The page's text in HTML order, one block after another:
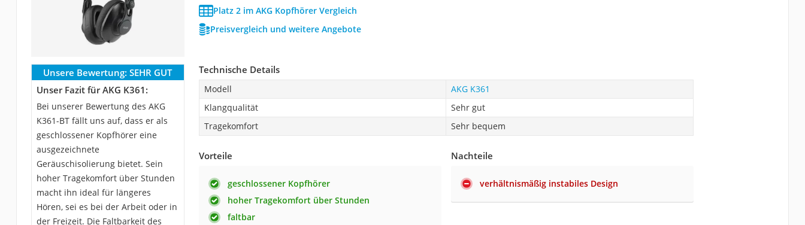
Platz 2 im AKG Kopfhörer Vergleich
Preisvergleich und weitere Angebote
Unsere Bewertung: SEHR GUT
Unser Fazit für AKG K361:
Bei unserer Bewertung des AKG
K361-BT fällt uns auf, dass er als
geschlossener Kopfhörer eine
ausgezeichnete
Geräuschisolierung bietet. Sein
hoher Tragekomfort über Stunden
macht ihn ideal für längeres
Hören, sei es bei der Arbeit oder in
der Freizeit. Die Faltbarkeit des
Technische Details
Modell
AKG K361
Klangqualität
Sehr gut
Tragekomfort
Sehr bequem
Vorteile
geschlossener Kopfhörer
hoher Tragekomfort über Stunden
faltbar
Nachteile
verhältnismäßig instabiles Design